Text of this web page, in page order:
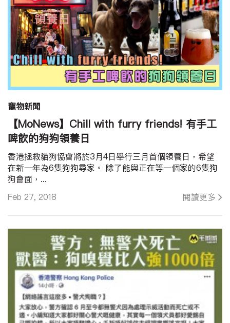
寵物新聞
【MoNews】Chill with furry friends! 有手工
啤飲的狗狗領養日
Feb 27, 2018 閱讀更多
香港拯救貓狗協會將於3月4日舉行三月首個領養日，希望
在新一年為6隻狗狗尋家。 除了能與正在等一個家的6隻狗
狗會面，...